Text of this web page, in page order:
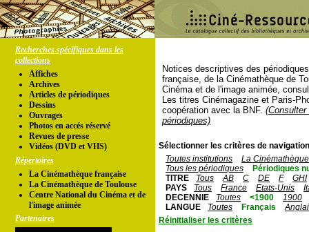
Recherches spécifiques dans les
collections
Affiches
Archives
Articles de périodiques
Dessins
Ouvrages
Photos en accés réservé
Revues de presse
Vidéos (DVD et VHS)
Répertoires
La Cinémathèque française
La Cinémathèque de Toulouse
Centre National du Cinéma et de
l'image animée
Partenaires
Notices descriptives des
française, de la Cinémathèque de
Cinéma et de l'image animée,
Les titres Cinémagazine et Paris-
coopération avec la BNF.
périodiques)
Sélectionner les critères de
Toutes institutions
La
Tous les périodiques
Périodiques
TITRE
Tous AB C DE F
GHI
PAYS
Tous France Etats-Unis
DECENNIE
Toutes <1900
1900
LANGUE
Toutes Français
Réinitialiser les critères